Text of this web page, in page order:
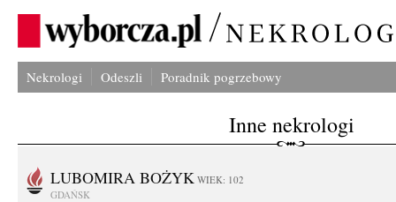
Nekrologi Odeszli Poradnik pogrzebowy
Inne nekrologi
LUBOMIRA BOŻYK WIEK: 102
GDAŃSK